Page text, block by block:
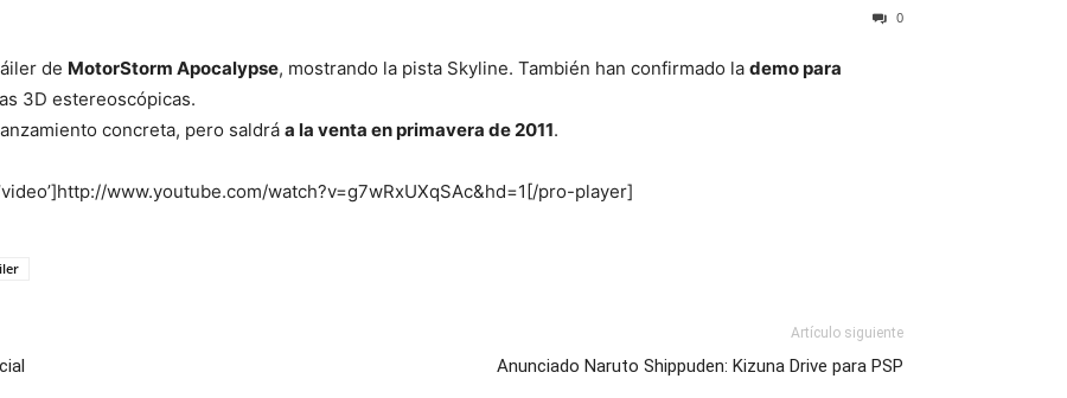
0
de MotorStorm Apocalypse, mostrando la pista Skyline. También han confirmado la demo para
3D estereoscópicas.
concreta, pero saldrá a la venta en primavera de 2011.
www.youtube.com/watch?v=g7wRxUXqSAc&hd=1[/pro-player]
Artículo siguiente
Anunciado Naruto Shippuden: Kizuna Drive para PSP